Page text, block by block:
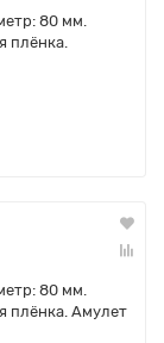
80 мм.
плёнка.
80 мм.
плёнка. Амулет